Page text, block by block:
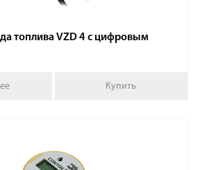
топлива VZD 4 с цифровым
Купить